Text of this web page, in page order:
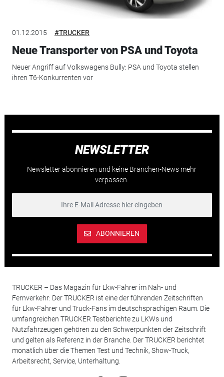
01.12.2015 #TRUCKER
Neue Transporter von PSA und Toyota
Neuer Angriff auf Volkswagens Bully: PSA und Toyota stellen
ihren T6-Konkurrenten vor
NEWSLETTER
Newsletter abonnieren und keine Branchen-News mehr
verpassen.
ABONNIEREN
TRUCKER – Das Magazin für Lkw-Fahrer im Nah- und
Fernverkehr: Der TRUCKER ist eine der führenden Zeitschriften
für Lkw-Fahrer und Truck-Fans im deutschsprachigen Raum. Die
umfangreichen TRUCKER Testberichte zu LKWs und
Nutzfahrzeugen gehören zu den Schwerpunkten der Zeitschrift
und gelten als Referenz in der Branche. Der TRUCKER berichtet
monatlich über die Themen Test und Technik, Show-Truck,
Arbeitsrecht, Service, Unterhaltung.